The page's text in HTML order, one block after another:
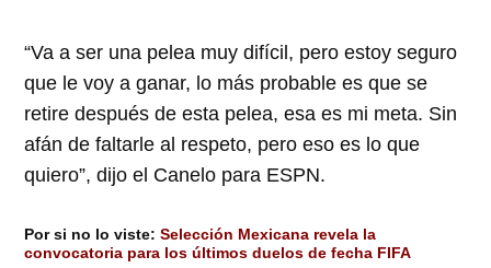
“Va a ser una pelea muy difícil, pero estoy seguro
que le voy a ganar, lo más probable es que se
retire después de esta pelea, esa es mi meta. Sin
afán de faltarle al respeto, pero eso es lo que
quiero”, dijo el Canelo para ESPN.
Por si no lo viste:Selección Mexicana revela la
convocatoria para los últimos duelos de fecha FIFA